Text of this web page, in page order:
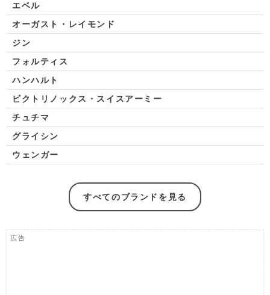
エベル
オーガスト・レイモンド
ジン
フォルティス
ハンハルト
ビクトリノックス・スイスアーミー
チュチマ
グライシン
ウェンガー
すべてのブランドを見る
広告